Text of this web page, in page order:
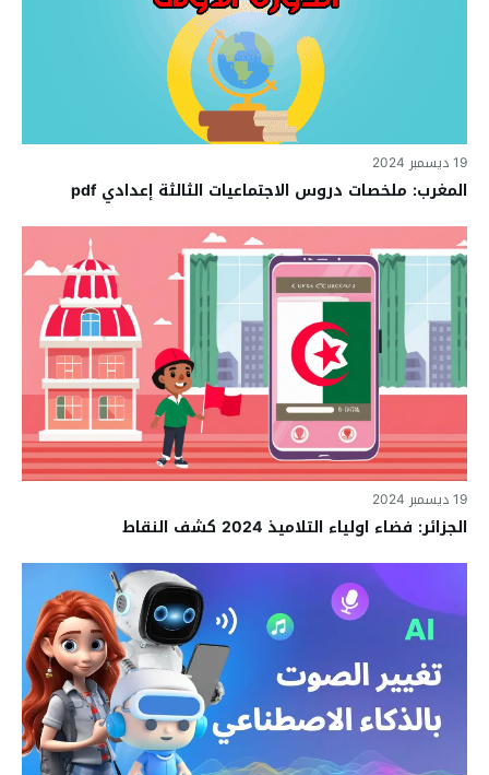
19 ديسمبر 2024
المغرب: ملخصات دروس الاجتماعيات الثالثة إعدادي pdf
19 ديسمبر 2024
الجزائر: فضاء اولياء التلاميذ 2024 كشف النقاط